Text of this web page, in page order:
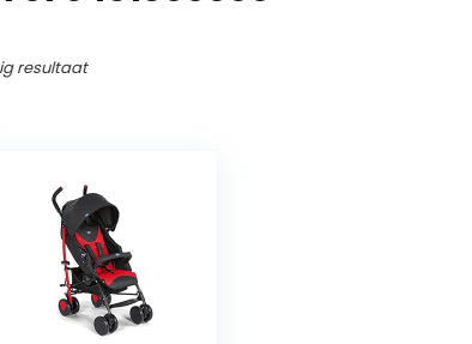
resultaat